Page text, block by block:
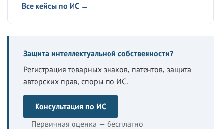
Все кейсы по ИС →
Защита интеллектуальной собственности?
Регистрация товарных знаков, патентов, защита
авторских прав, споры по ИС.
Консультация по ИС
Первичная оценка — бесплатно